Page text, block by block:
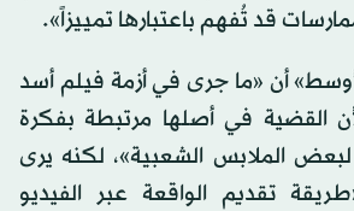
قد تُفهم باعتبارها تمييزاً».
أن «ما جرى في أزمة فيلم أسد
القضية في أصلها مرتبطة بفكرة
لبعض الملابس الشعبية»، لكنه يرى
تقديم الواقعة عبر الفيديو